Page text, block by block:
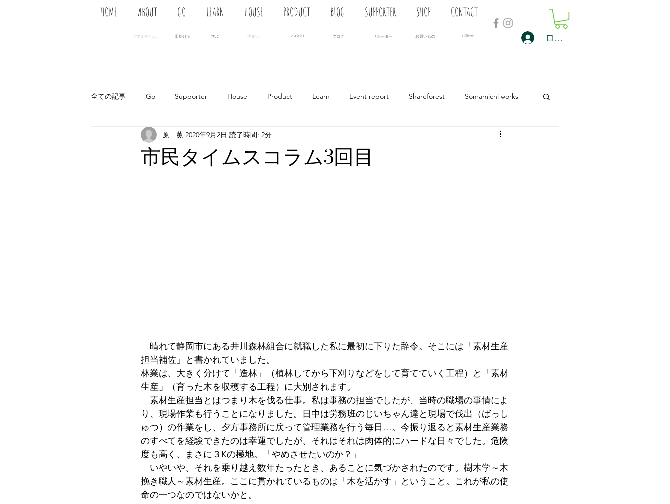
HOME ABOUT GO LEARN HOUSE PRODUCT BLOG SUPPORTER SHOP CONTACT
ソマミチとは 出掛ける 学ぶ 住まい プロダクト ブログ サポーター お買いもの ​お問合せ ログイン
全ての記事 Go Supporter House Product Learn Event report Shareforest Somamichi works
市民タイムスコラム3回目
原 薫 2020年9月2日 読了時間: 2分
晴れて静岡市にある井川森林組合に就職した私に最初に下りた辞令。そこには「素材生産
担当補佐」と書かれていました。
林業は、大きく分けて「造林」（植林してから下刈りなどをして育てていく工程）と「素材
生産」（育った木を収穫する工程）に大別されます。
素材生産担当とはつまり木を伐る仕事。私は事務の担当でしたが、当時の職場の事情によ
り、現場作業も行うことになりました。日中は労務班のじいちゃん達と現場で伐出（ばっし
ゅつ）の作業をし、夕方事務所に戻って管理業務を行う毎日…。今振り返ると素材生産業務
のすべてを経験できたのは幸運でしたが、それはそれは肉体的にハードな日々でした。危険
度も高く、まさに３Kの極地。「やめさせたいのか？」
いやいや、それを乗り越え数年たったとき、あることに気づかされたのです。樹木学～木
挽き職人～素材生産。ここに貫かれているものは「木を活かす」ということ。これが私の使
命の一つなのではないかと。